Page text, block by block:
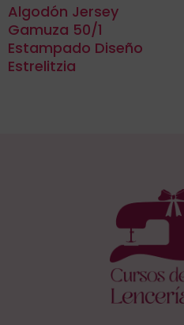
Algodón Jersey
Gamuza 50/1
Estampado Diseño
Estrelitzia